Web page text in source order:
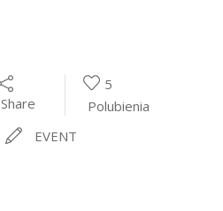
Share
5
Polubienia
EVENT